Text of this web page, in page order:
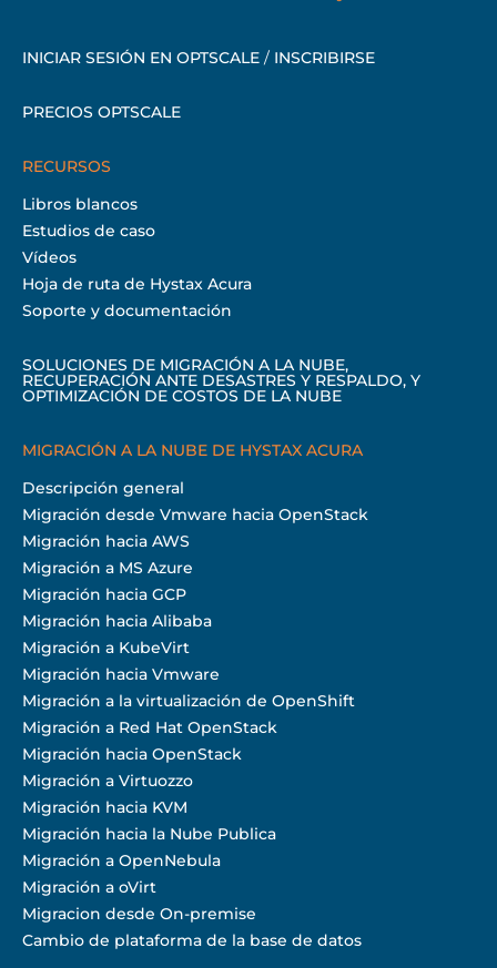
INICIAR SESIÓN EN OPTSCALE / INSCRIBIRSE
PRECIOS OPTSCALE
RECURSOS
Libros blancos
Estudios de caso
Vídeos
Hoja de ruta de Hystax Acura
Soporte y documentación
SOLUCIONES DE MIGRACIÓN A LA NUBE,
RECUPERACIÓN ANTE DESASTRES Y RESPALDO, Y
OPTIMIZACIÓN DE COSTOS DE LA NUBE
MIGRACIÓN A LA NUBE DE HYSTAX ACURA
Descripción general
Migración desde Vmware hacia OpenStack
Migración hacia AWS
Migración a MS Azure
Migración hacia GCP
Migración hacia Alibaba
Migración a KubeVirt
Migración hacia Vmware
Migración a la virtualización de OpenShift
Migración a Red Hat OpenStack
Migración hacia OpenStack
Migración a Virtuozzo
Migración hacia KVM
Migración hacia la Nube Publica
Migración a OpenNebula
Migración a oVirt
Migracion desde On-premise
Cambio de plataforma de la base de datos